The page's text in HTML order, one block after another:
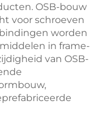
OSB-bouw
voor schroeven
worden
in frame-
van OSB-